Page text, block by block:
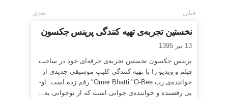
قبلی بعدی
نخستین تجربه‌ی تهیه کنندگی پرینس جکسون
13 تیر 1395
پرینس جکسون نخستین تجربه‌ی حرفه‌ای خود در ساخت
فیلم و ویدیو را با تهیه کنندگی کلیپ موسیقی جدیدی از
خواننده‌ی رپ Omer Bhatti "O-Bee" رقم زده است. او-
بی رقصنده و خواننده‌ی جوانی است که از نوجوانی به...